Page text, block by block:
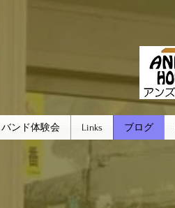
バンド体験会 Links ブログ